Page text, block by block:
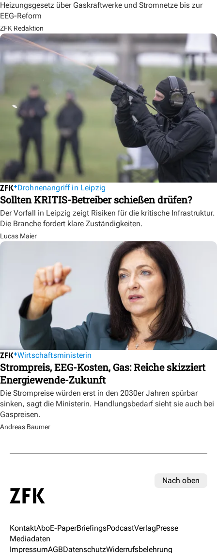
Heizungsgesetz über Gaskraftwerke und Stromnetze bis zur
EEG-Reform
ZFK Redaktion
Drohnenangriff in Leipzig
Sollten KRITIS-Betreiber schießen drüfen?
Der Vorfall in Leipzig zeigt Risiken für die kritische Infrastruktur.
Die Branche fordert klare Zuständigkeiten.
Lucas Maier
Wirtschaftsministerin
Strompreis, EEG-Kosten, Gas: Reiche skizziert
Energiewende-Zukunft
Die Strompreise würden erst in den 2030er Jahren spürbar
sinken, sagt die Ministerin. Handlungsbedarf sieht sie auch bei
Gaspreisen.
Andreas Baumer
Nach oben
KontaktAboE-PaperBriefingsPodcastVerlagPresse
Mediadaten
ImpressumAGBDatenschutzWiderrufsbelehrung